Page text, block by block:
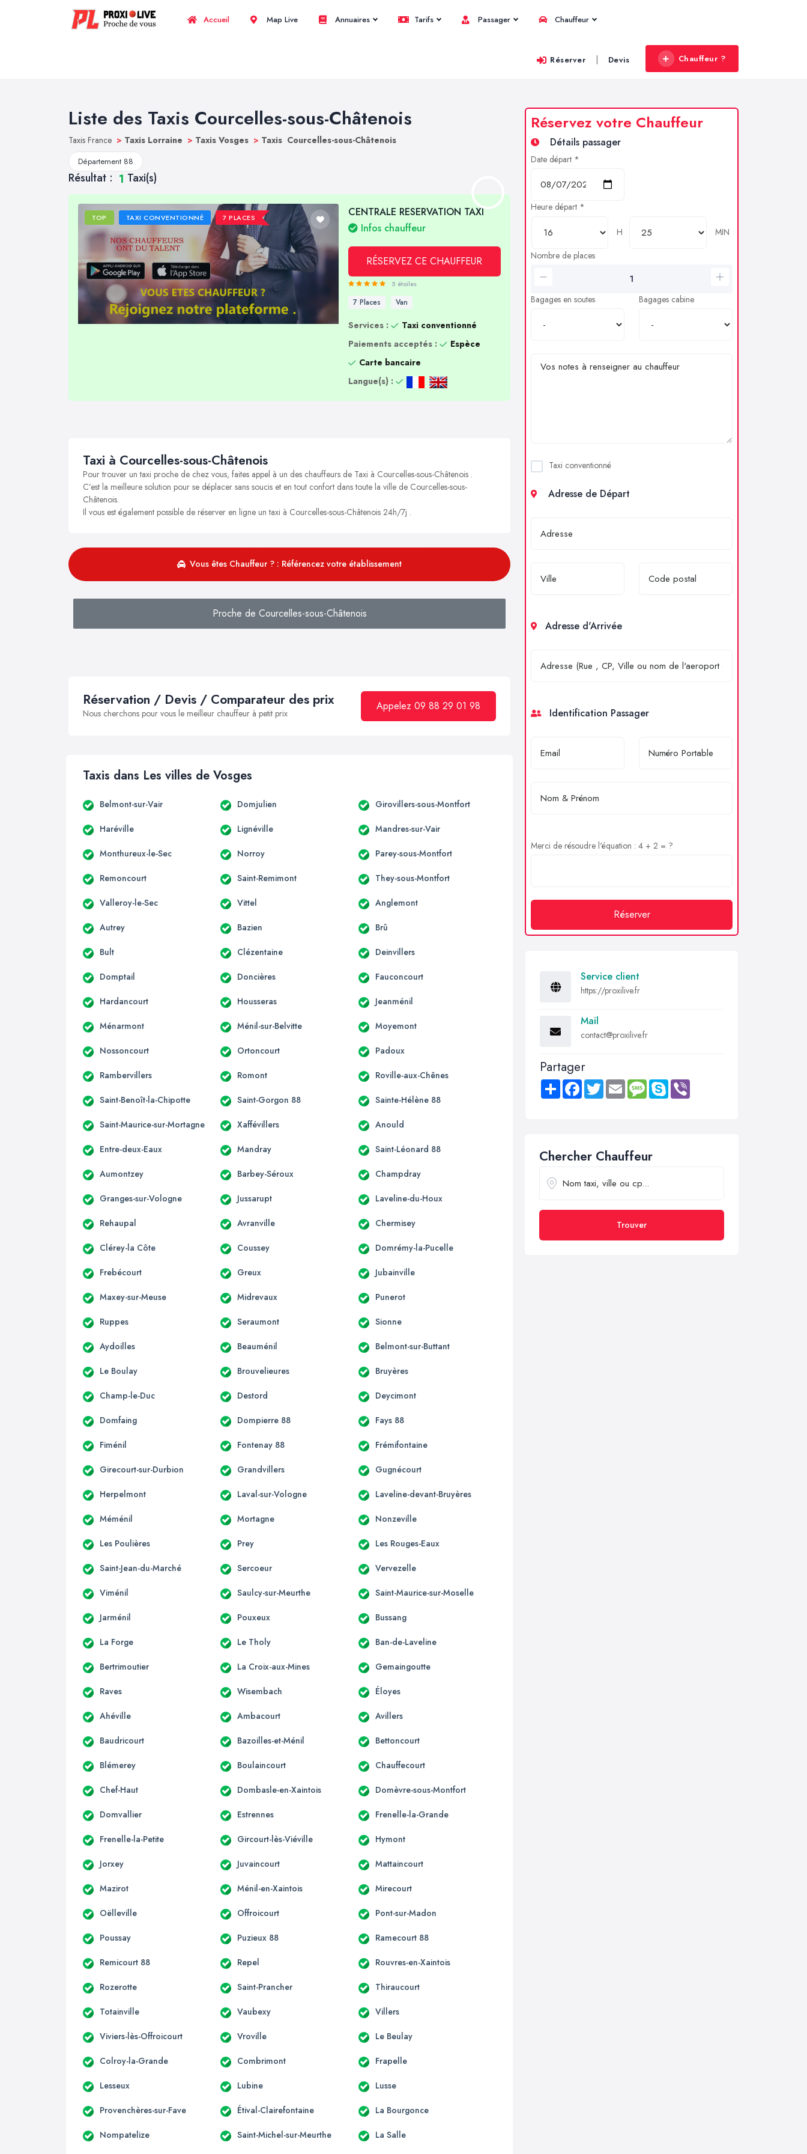
Accueil Map Live Annuaires Tarifs Passager Chauffeur
Réserver | Devis Chauffeur ?
Liste des Taxis Courcelles-sous-Châtenois
Taxis France > Taxis Lorraine > Taxis Vosges > Taxis Courcelles-sous-Châtenois
Département 88
Résultat : 1 Taxi(s)
TOP TAXI CONVENTIONNÉ 7 PLACES
CENTRALE RESERVATION TAXI
Infos chauffeur
RÉSERVEZ CE CHAUFFEUR
5 étoiles
7 Places Van
Services :
Taxi conventionné
Paiements acceptés :
Espèce
Carte bancaire
Langue(s) :
Taxi à Courcelles-sous-Châtenois
Pour trouver un taxi proche de chez vous, faites appel à un des chauffeurs de Taxi à Courcelles-sous-Châtenois .
C’est la meilleure solution pour se déplacer sans soucis et en tout confort dans toute la ville de Courcelles-sous-
Châtenois.
Il vous est également possible de réserver en ligne un taxi à Courcelles-sous-Châtenois 24h/7j .
Vous êtes Chauffeur ? : Référencez votre établissement
Proche de Courcelles-sous-Châtenois
Réservation / Devis / Comparateur des prix
Nous cherchons pour vous le meilleur chauffeur à petit prix
Appelez 09 88 29 01 98
Taxis dans Les villes de Vosges
Belmont-sur-Vair Domjulien Girovillers-sous-Montfort
Haréville Lignéville Mandres-sur-Vair
Monthureux-le-Sec Norroy Parey-sous-Montfort
Remoncourt Saint-Remimont They-sous-Montfort
Valleroy-le-Sec Vittel Anglemont
Autrey Bazien Brû
Bult Clézentaine Deinvillers
Domptail Doncières Fauconcourt
Hardancourt Housseras Jeanménil
Ménarmont Ménil-sur-Belvitte Moyemont
Nossoncourt Ortoncourt Padoux
Rambervillers Romont Roville-aux-Chênes
Saint-Benoît-la-Chipotte Saint-Gorgon 88 Sainte-Hélène 88
Saint-Maurice-sur-Mortagne Xaffévillers Anould
Entre-deux-Eaux Mandray Saint-Léonard 88
Aumontzey Barbey-Séroux Champdray
Granges-sur-Vologne Jussarupt Laveline-du-Houx
Rehaupal Avranville Chermisey
Clérey-la Côte Coussey Domrémy-la-Pucelle
Frebécourt Greux Jubainville
Maxey-sur-Meuse Midrevaux Punerot
Ruppes Seraumont Sionne
Aydoilles Beauménil Belmont-sur-Buttant
Le Boulay Brouvelieures Bruyères
Champ-le-Duc Destord Deycimont
Domfaing Dompierre 88 Fays 88
Fiménil Fontenay 88 Frémifontaine
Girecourt-sur-Durbion Grandvillers Gugnécourt
Herpelmont Laval-sur-Vologne Laveline-devant-Bruyères
Méménil Mortagne Nonzeville
Les Poulières Prey Les Rouges-Eaux
Saint-Jean-du-Marché Sercoeur Vervezelle
Viménil Saulcy-sur-Meurthe Saint-Maurice-sur-Moselle
Jarménil Pouxeux Bussang
La Forge Le Tholy Ban-de-Laveline
Bertrimoutier La Croix-aux-Mines Gemaingoutte
Raves Wisembach Éloyes
Ahéville Ambacourt Avillers
Baudricourt Bazoilles-et-Ménil Bettoncourt
Blémerey Boulaincourt Chauffecourt
Chef-Haut Dombasle-en-Xaintois Domèvre-sous-Montfort
Domvallier Estrennes Frenelle-la-Grande
Frenelle-la-Petite Gircourt-lès-Viéville Hymont
Jorxey Juvaincourt Mattaincourt
Mazirot Ménil-en-Xaintois Mirecourt
Oëlleville Offroicourt Pont-sur-Madon
Poussay Puzieux 88 Ramecourt 88
Remicourt 88 Repel Rouvres-en-Xaintois
Rozerotte Saint-Prancher Thiraucourt
Totainville Vaubexy Villers
Viviers-lès-Offroicourt Vroville Le Beulay
Colroy-la-Grande Combrimont Frapelle
Lesseux Lubine Lusse
Provenchères-sur-Fave Étival-Clairefontaine La Bourgonce
Nompatelize Saint-Michel-sur-Meurthe La Salle
Réservez votre Chauffeur
Détails passager
Date départ *
Heure départ *
H
MIN
Nombre de places
Bagages en soutes Bagages cabine
Taxi conventionné
Adresse de Départ
Adresse d'Arrivée
Identification Passager
Merci de résoudre l'équation : 4 + 2 = ?
Réserver
Service client
https://proxilive.fr
Mail
contact@proxilive.fr
Partager
Share FacebookTwitter Email MessageSkype
Chercher Chauffeur
Trouver